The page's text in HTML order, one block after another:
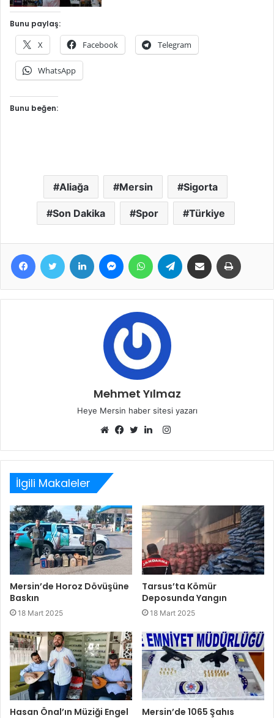
Bunu paylaş:
X Facebook Telegram
WhatsApp
Bunu beğen:
Aliağa Mersin Sigorta
Son Dakika Spor Türkiye
FacebookTwitter LinkedIn MessengerWhatsAppTelegram E-Posta ile paylaş
Mehmet Yılmaz
Heye Mersin haber sitesi yazarı
sitesi
Instagram
İlgili Makaleler
Mersin’de Horoz Dövüşüne
Baskın
18 Mart 2025
Tarsus’ta Kömür
Deposunda Yangın
18 Mart 2025
Hasan Önal’ın Müziği Engel
Mersin’de 1065 Şahıs